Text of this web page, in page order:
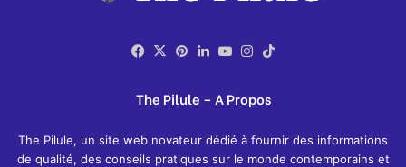
Facebook
X Pinterest
Linkedin
YouTubeInstagram
The Pilule – A Propos
The Pilule, un site web novateur dédié à fournir des informations
de qualité, des conseils pratiques sur le monde contemporains et